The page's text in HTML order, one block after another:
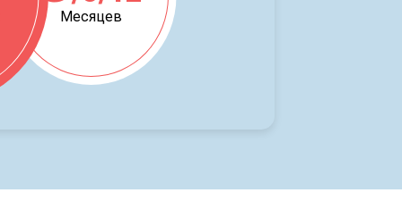
Месяцев